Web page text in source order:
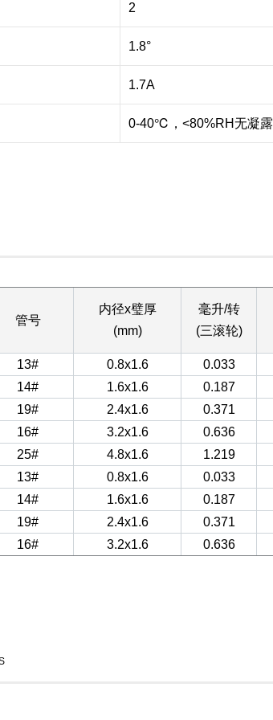
2
1.8°
1.7A
0-40℃，<80%RH无凝露
管号
内径x璧厚
(mm)
毫升/转
(三滚轮)
13# 0.8x1.6 0.033
14# 1.6x1.6 0.187
19#
2.4x1.6 0.371
16#
3.2x1.6 0.636
25#
4.8x1.6 1.219
13# 0.8x1.6 0.033
14# 1.6x1.6 0.187
19#
2.4x1.6 0.371
16#
3.2x1.6 0.636